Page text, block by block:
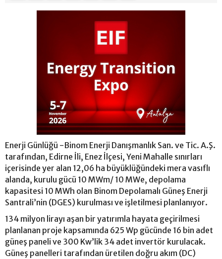
Enerji Günlüğü -Binom Enerji Danışmanlık San. ve Tic. A.Ş.
tarafından, Edirne İli, Enez İlçesi, Yeni Mahalle sınırları
içerisinde yer alan 12,06 ha büyüklüğündeki mera vasıflı
alanda, kurulu gücü 10 MWm/ 10 MWe, depolama
kapasitesi 10 MWh olan Binom Depolamalı Güneş Enerji
Santrali’nin (DGES) kurulması ve işletilmesi planlanıyor.
134 milyon lirayı aşan bir yatırımla hayata geçirilmesi
planlanan proje kapsamında 625 Wp gücünde 16 bin adet
güneş paneli ve 300 Kw’lik 34 adet invertör kurulacak.
Güneş panelleri tarafından üretilen doğru akım (DC)